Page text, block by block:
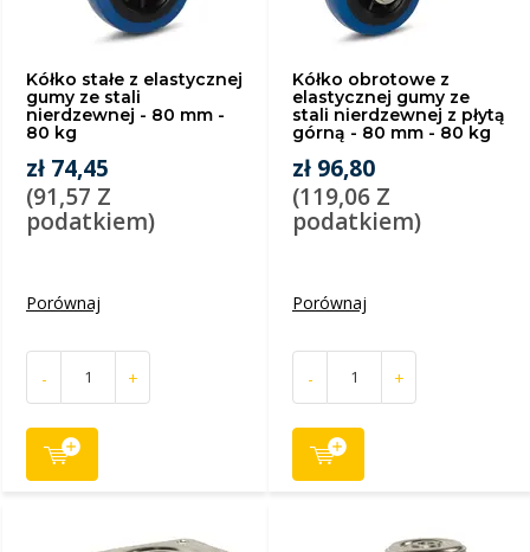
Kółko stałe z elastycznej
gumy ze stali
nierdzewnej - 80 mm -
80 kg
zł 74,45
(91,57 Z
podatkiem)
Porównaj
- +
Kółko obrotowe z
elastycznej gumy ze
stali nierdzewnej z płytą
górną - 80 mm - 80 kg
zł 96,80
(119,06 Z
podatkiem)
Porównaj
- +